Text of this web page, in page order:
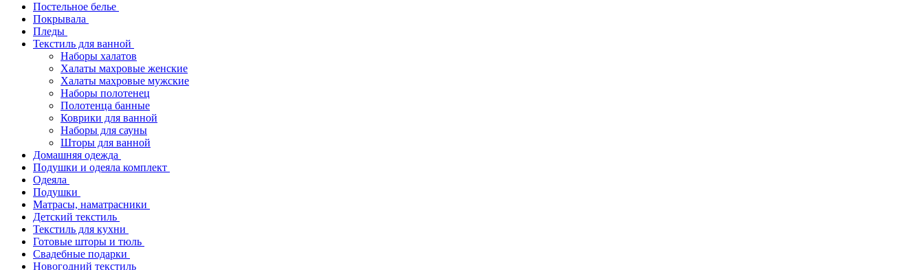
Постельное белье
Покрывала
Пледы
Текстиль для ванной
Наборы халатов
Халаты махровые женские
Халаты махровые мужские
Наборы полотенец
Полотенца банные
Коврики для ванной
Наборы для сауны
Шторы для ванной
Домашняя одежда
Подушки и одеяла комплект
Одеяла
Подушки
Матрасы, наматрасники
Детский текстиль
Текстиль для кухни
Готовые шторы и тюль
Свадебные подарки
Новогодний текстиль